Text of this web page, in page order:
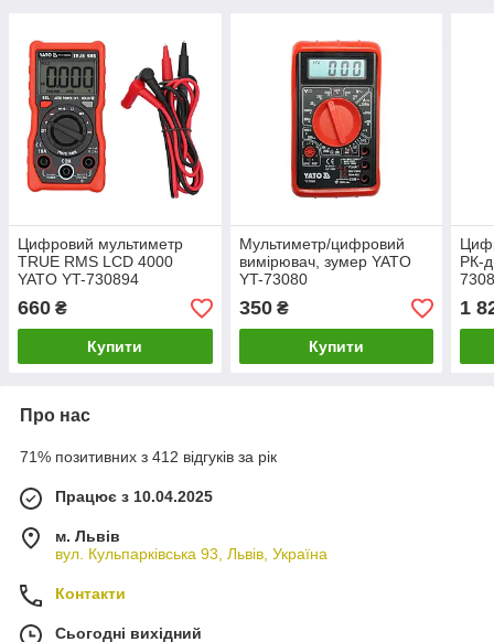
Цифровий мультиметр
TRUE RMS LCD 4000
YATO YT-730894
660 ₴
Купити
Мультиметр/цифровий
вимірювач, зумер YATO
YT-73080
350₴
Купити
РК-
1
Про нас
71% позитивних з 412 відгуків за рік
Працює з 10.04.2025
м. Львів
вул. Кульпарківська 93, Львів, Україна
Контакти
Сьогодні вихідний